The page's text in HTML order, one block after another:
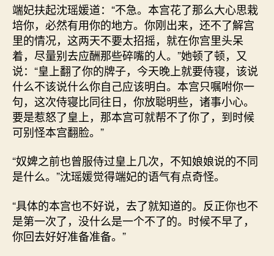
端妃扶起沈瑶媛道：“不急。本宫花了那么大心思栽
培你，必然有用你的地方。你刚出来，还不了解宫
里的情况，这两天不要太招摇，就在你宫里头呆
着，尽量别去应酬那些碎嘴的人。”她顿了顿，又
说：“皇上翻了你的牌子，今天晚上就要侍寝，该说
什么不该说什么你自己应该明白。本宫只嘱咐你一
句，这次侍寝比同往日，你放聪明些，诸事小心。
要是惹怒了皇上，那本宫可就帮不了你了，到时候
可别怪本宫翻脸。”
“奴婢之前也曾服侍过皇上几次，不知娘娘说的不同
是什么。”沈瑶媛觉得端妃的语气有点奇怪。
“具体的本宫也不好说，去了就知道的。反正你也不
是第一次了，没什么是一个不了的。时候不早了，
你回去好好准备准备。”